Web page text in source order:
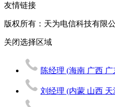
友情链接
版权所有：天为电信科技有限
关闭选择区域
陈经理 (海南 广西
刘经理 (内蒙 山西